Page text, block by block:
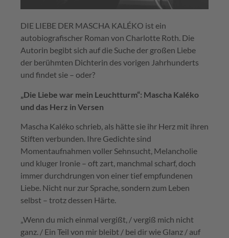
DIE LIEBE DER MASCHA KALÉKO ist ein
autobiografischer Roman von Charlotte Roth. Die
Autorin begibt sich auf die Suche der großen Liebe
der berühmten Dichterin des vorigen Jahrhunderts
und findet sie – oder?
„Die Liebe war mein Leuchtturm“: Mascha Kaléko
und das Herz in Versen
Mascha Kaléko schrieb, als hätte sie ihr Herz mit ihren
Stiften verbunden. Ihre Gedichte sind
Momentaufnahmen voller Sehnsucht, Melancholie
und kluger Ironie – oft zart, manchmal scharf, doch
immer durchdrungen von einer tief empfundenen
Liebe. Nicht nur zur Sprache, sondern zum Leben
selbst – trotz dessen Härte.
„Wenn du mich einmal vergißt, / vergiß mich nicht
ganz. / Ein Teil von mir bleibt / bei dir wie Glanz / auf